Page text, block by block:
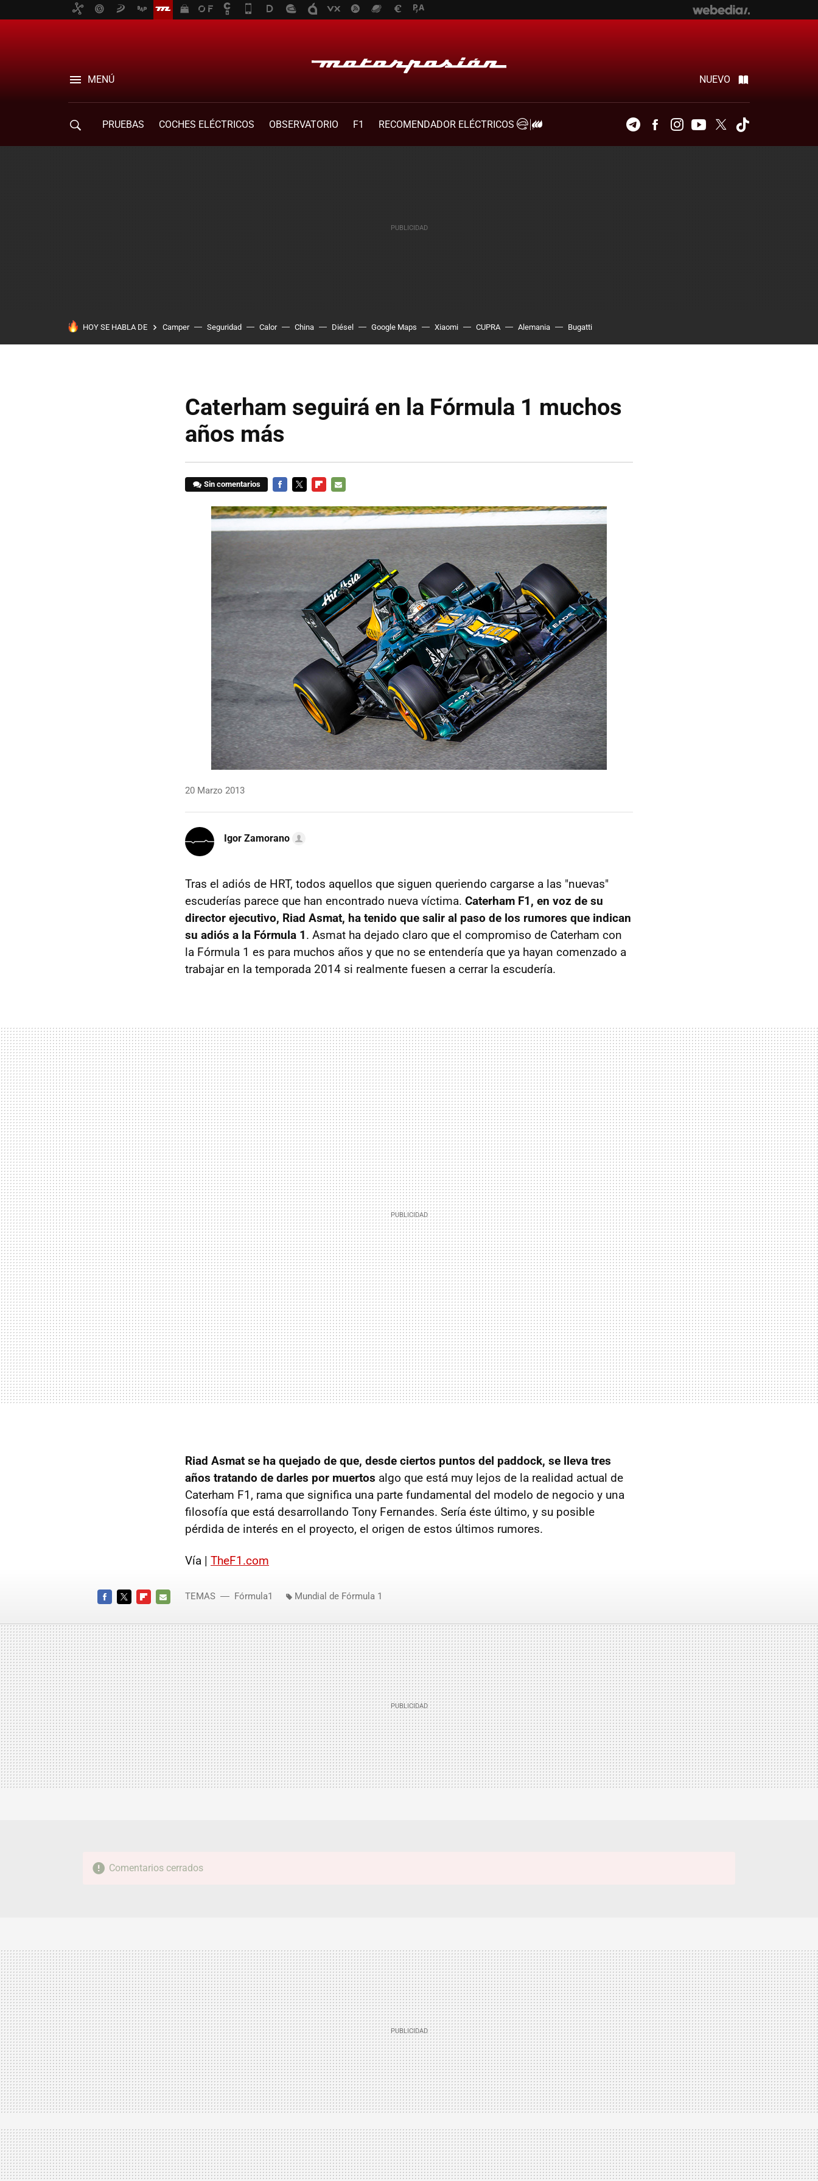
MENÚ NUEVO
PRUEBAS COCHES ELÉCTRICOS OBSERVATORIO F1
RECOMENDADOR ELÉCTRICOS
TelegramFacebookInstagramYoutubeTwitter
HOY SE HABLA DE Camper Seguridad Calor China Diésel Google Maps Xiaomi CUPRA Alemania Bugatti
Caterham seguirá en la Fórmula 1 muchos
años más
Sin comentarios
MAIL
20 Marzo 2013
Igor Zamorano
Tras el adiós de HRT, todos aquellos que siguen queriendo cargarse a las "nuevas"
escuderías parece que han encontrado nueva víctima. Caterham F1, en voz de su
director ejecutivo, Riad Asmat, ha tenido que salir al paso de los rumores que indican
su adiós a la Fórmula 1. Asmat ha dejado claro que el compromiso de Caterham con
la Fórmula 1 es para muchos años y que no se entendería que ya hayan comenzado a
trabajar en la temporada 2014 si realmente fuesen a cerrar la escudería.
Riad Asmat se ha quejado de que, desde ciertos puntos del paddock, se lleva tres
años tratando de darles por muertos algo que está muy lejos de la realidad actual de
Caterham F1, rama que significa una parte fundamental del modelo de negocio y una
filosofía que está desarrollando Tony Fernandes. Sería éste último, y su posible
pérdida de interés en el proyecto, el origen de estos últimos rumores.
Vía | TheF1.com
MAIL
TEMAS Fórmula1 Mundial de Fórmula 1
Comentarios cerrados